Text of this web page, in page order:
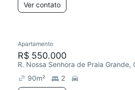
Ver contato
Apartamento
R$ 550.000
R. Nossa Senhora de Praia Grande,
90m²
2